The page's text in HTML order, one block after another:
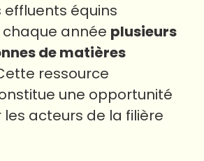
effluents équins
année plusieurs
de matières
ressource
une opportunité
acteurs de la filière